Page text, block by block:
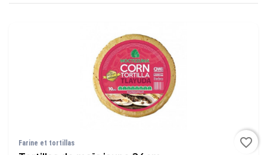
Farine et tortillas favorite_border